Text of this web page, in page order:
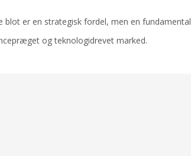
blot er en strategisk fordel, men en fundamental
og teknologidrevet marked.